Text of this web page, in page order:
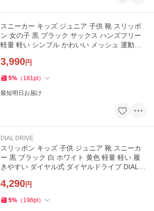
スニーカー キッズ ジュニア 子供 靴 スリッポ
ン 女の子 黒 ブラック サックス ハンズフリー
軽量 軽い シンプル かわいい メッシュ 運動靴
3,990円
5% （ 181pt）
最短明日お届け
DIAL DRIVE
スリッポン キッズ 子供 ジュニア 靴 スニーカ
ー 黒 ブラック 白 ホワイト 黄色 軽量 軽い 履
きやすい ダイヤル式 ダイヤルドライブ DIAL D
4,290円
5% （ 196pt）